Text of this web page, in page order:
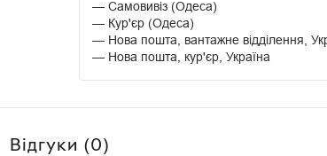
Самовивіз (Одеса)
Кур'єр (Одеса)
Нова пошта, вантажне відділення,
Нова пошта, кур'єр, Україна
Відгуки (0)